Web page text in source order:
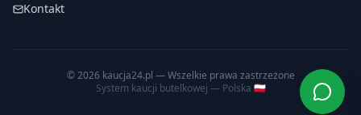
Kontakt
©2026 kaucja24.pl — Wszelkie prawa zastrzeżone
System kaucji butelkowej — Polska 🇵🇱